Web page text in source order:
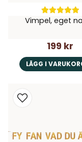
Vimpel, eget
199 kr
LÄGG I